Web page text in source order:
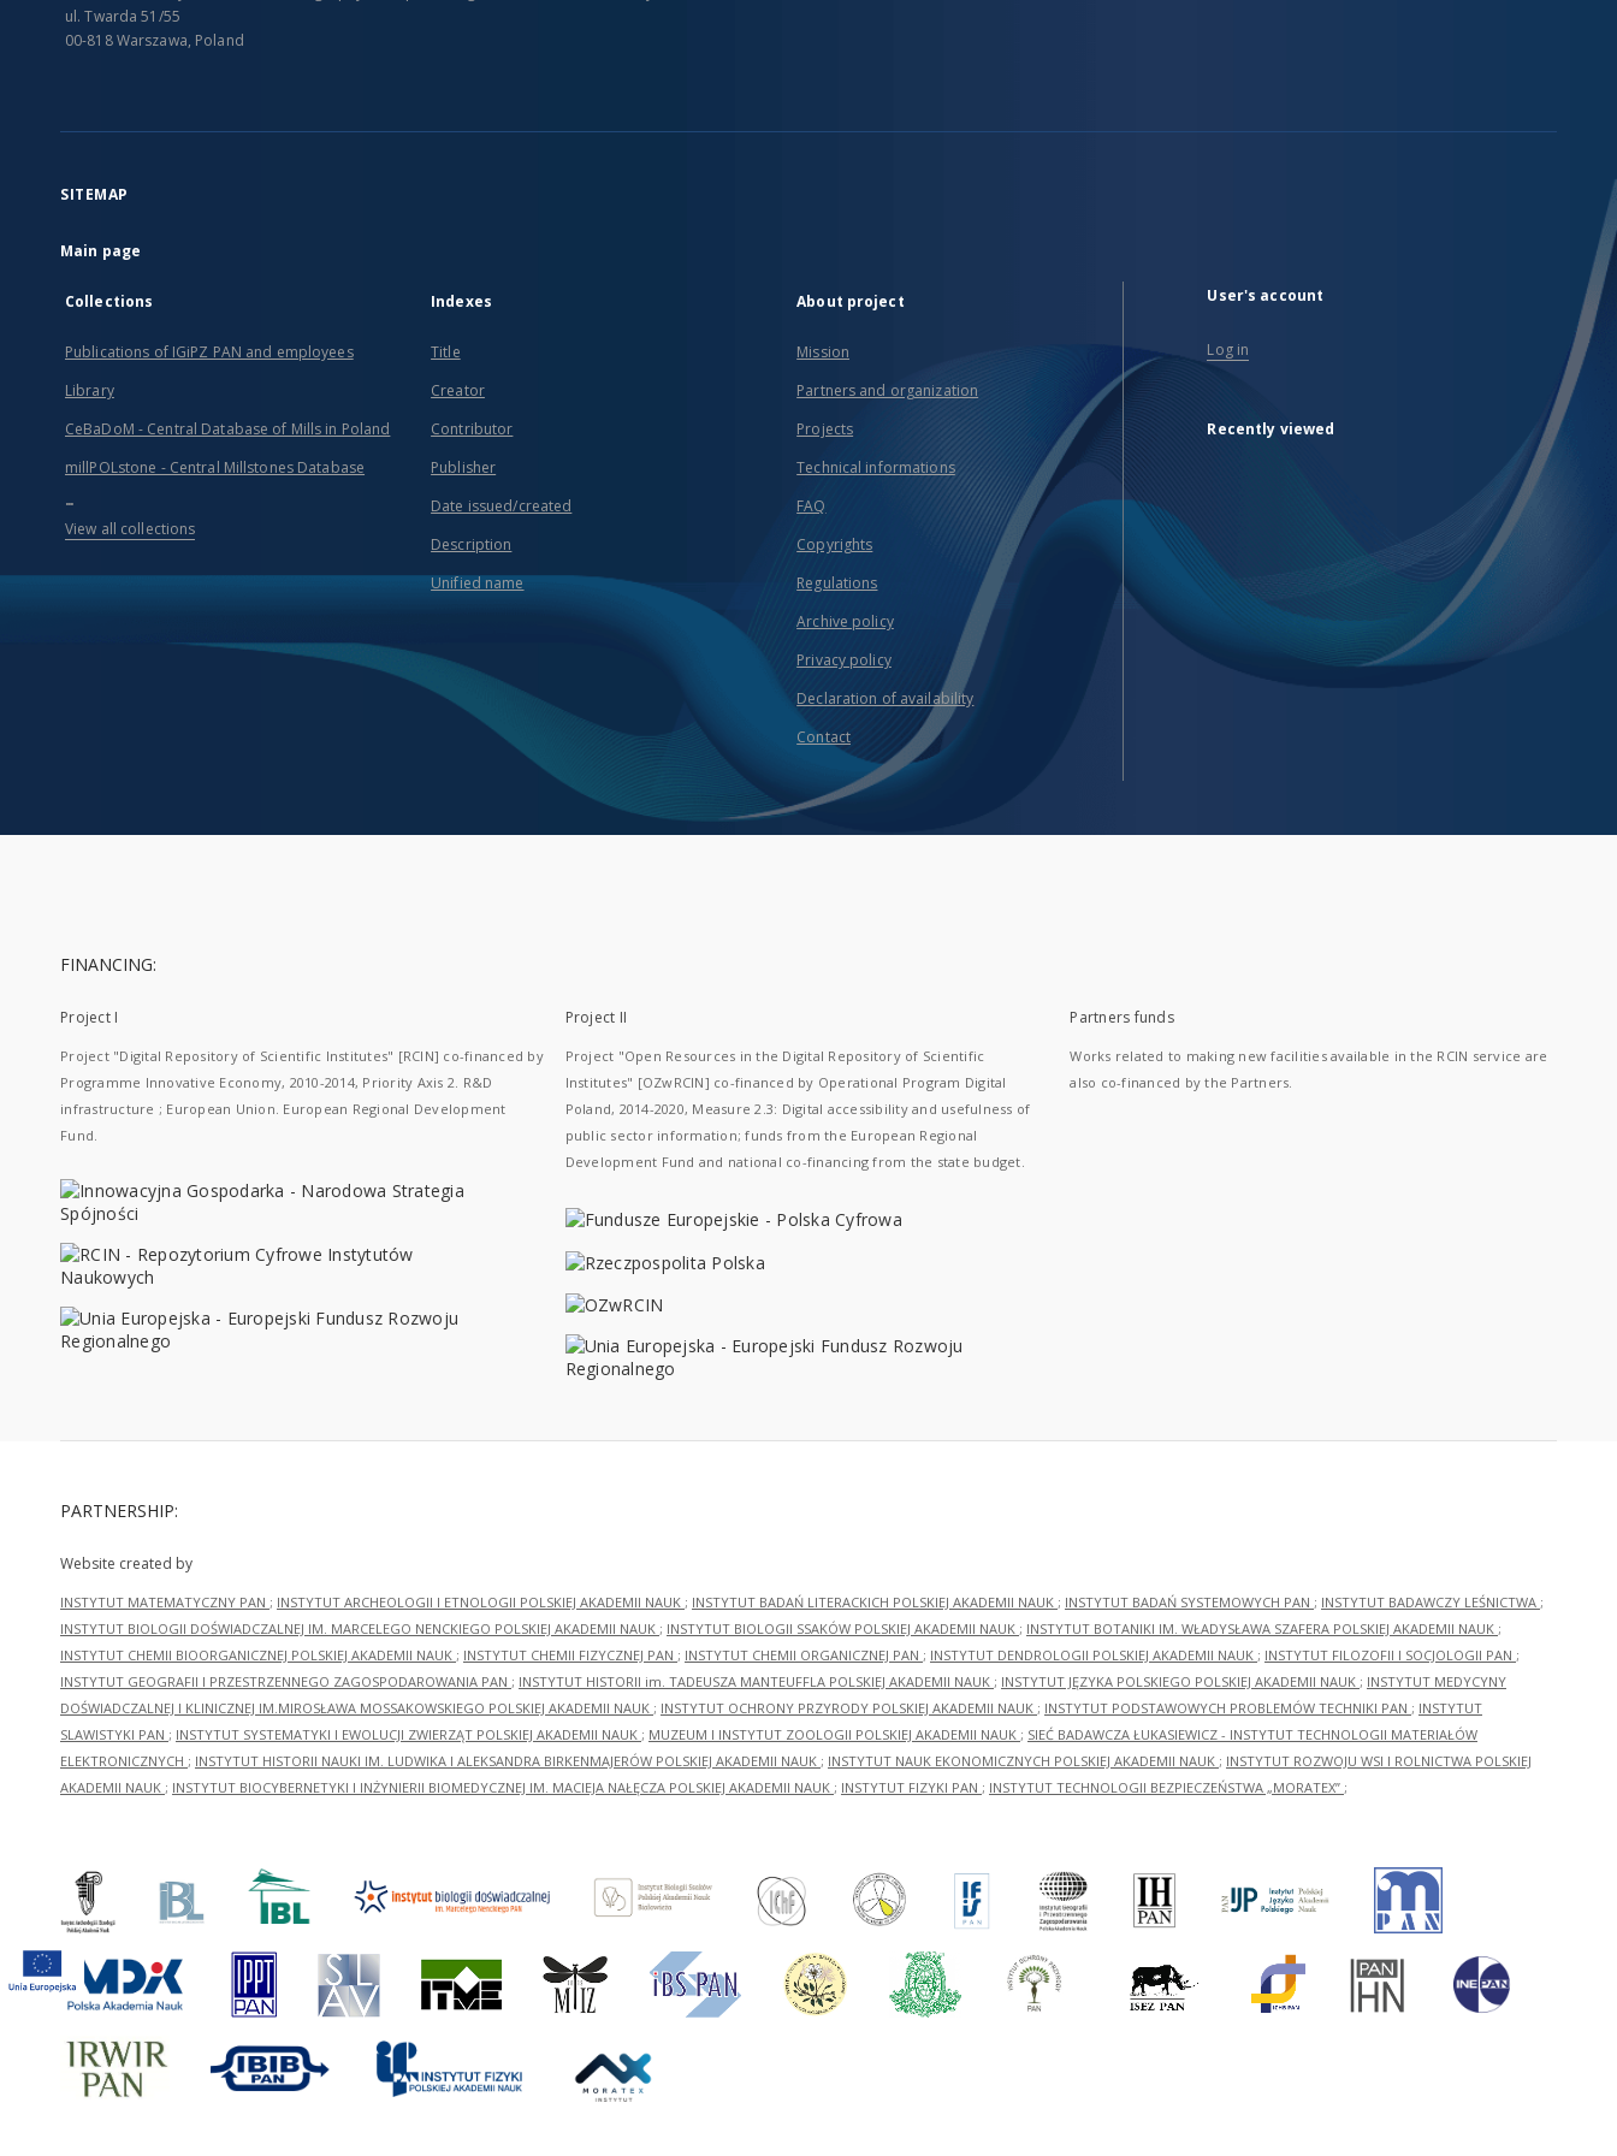
ul. Twarda 51/55
00-818 Warszawa, Poland
SITEMAP
Main page
Collections
Publications of IGiPZ PAN and employees
Library
CeBaDoM - Central Database of Mills in Poland
millPOLstone - Central Millstones Database
...
View all collections
Indexes
Title
Creator
Contributor
Publisher
Date issued/created
Description
Unified name
About project
Mission
Partners and organization
Projects
Technical informations
FAQ
Copyrights
Regulations
Archive policy
Privacy policy
Declaration of availability
Contact
User's account
Log in
Recently viewed
FINANCING:
Project I
Project "Digital Repository of Scientific Institutes" [RCIN] co-financed by
Programme Innovative Economy, 2010-2014, Priority Axis 2. R&D
infrastructure ; European Union. European Regional Development
Fund.
Project II
Project "Open Resources in the Digital Repository of Scientific
Institutes" [OZwRCIN] co-financed by Operational Program Digital
Poland, 2014-2020, Measure 2.3: Digital accessibility and usefulness of
public sector information; funds from the European Regional
Development Fund and national co-financing from the state budget.
Partners funds
Works related to making new facilities available in the RCIN service are
also co-financed by the Partners.
PARTNERSHIP:
Website created by
INSTYTUT MATEMATYCZNY PAN ; INSTYTUT ARCHEOLOGII I ETNOLOGII POLSKIEJ AKADEMII NAUK ; INSTYTUT BADAŃ LITERACKICH POLSKIEJ AKADEMII NAUK ; INSTYTUT BADAŃ SYSTEMOWYCH PAN ; INSTYTUT BADAWCZY LEŚNICTWA ;
INSTYTUT BIOLOGII DOŚWIADCZALNEJ IM. MARCELEGO NENCKIEGO POLSKIEJ AKADEMII NAUK ; INSTYTUT BIOLOGII SSAKÓW POLSKIEJ AKADEMII NAUK ; INSTYTUT BOTANIKI IM. WŁADYSŁAWA SZAFERA POLSKIEJ AKADEMII NAUK ;
INSTYTUT CHEMII BIOORGANICZNEJ POLSKIEJ AKADEMII NAUK ; INSTYTUT CHEMII FIZYCZNEJ PAN ; INSTYTUT CHEMII ORGANICZNEJ PAN ; INSTYTUT DENDROLOGII POLSKIEJ AKADEMII NAUK ; INSTYTUT FILOZOFII I SOCJOLOGII PAN ;
INSTYTUT GEOGRAFII I PRZESTRZENNEGO ZAGOSPODAROWANIA PAN ; INSTYTUT HISTORII im. TADEUSZA MANTEUFFLA POLSKIEJ AKADEMII NAUK ; INSTYTUT JĘZYKA POLSKIEGO POLSKIEJ AKADEMII NAUK ; INSTYTUT MEDYCYNY
DOŚWIADCZALNEJ I KLINICZNEJ IM.MIROSŁAWA MOSSAKOWSKIEGO POLSKIEJ AKADEMII NAUK ; INSTYTUT OCHRONY PRZYRODY POLSKIEJ AKADEMII NAUK ; INSTYTUT PODSTAWOWYCH PROBLEMÓW TECHNIKI PAN ; INSTYTUT
SLAWISTYKI PAN ; INSTYTUT SYSTEMATYKI I EWOLUCJI ZWIERZĄT POLSKIEJ AKADEMII NAUK ; MUZEUM I INSTYTUT ZOOLOGII POLSKIEJ AKADEMII NAUK ; SIEĆ BADAWCZA ŁUKASIEWICZ - INSTYTUT TECHNOLOGII MATERIAŁÓW
ELEKTRONICZNYCH ; INSTYTUT HISTORII NAUKI IM. LUDWIKA I ALEKSANDRA BIRKENMAJERÓW POLSKIEJ AKADEMII NAUK ; INSTYTUT NAUK EKONOMICZNYCH POLSKIEJ AKADEMII NAUK ; INSTYTUT ROZWOJU WSI I ROLNICTWA POLSKIEJ
AKADEMII NAUK ; INSTYTUT BIOCYBERNETYKI I INŻYNIERII BIOMEDYCZNEJ IM. MACIEJA NAŁĘCZA POLSKIEJ AKADEMII NAUK ; INSTYTUT FIZYKI PAN ; INSTYTUT TECHNOLOGII BEZPIECZEŃSTWA „MORATEX” ;